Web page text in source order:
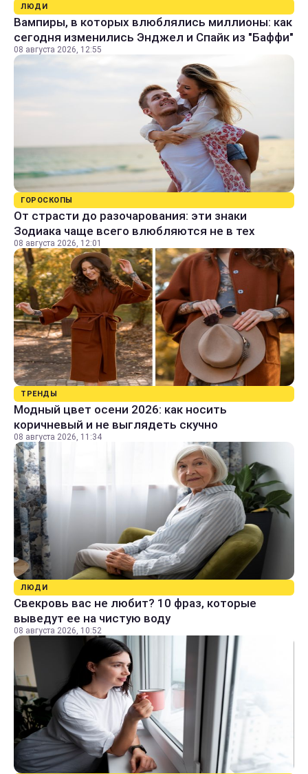
ЛЮДИ
Вампиры, в которых влюблялись миллионы: как
сегодня изменились Энджел и Спайк из "Баффи"
08 августа 2026, 12:55
ГОРОСКОПЫ
От страсти до разочарования: эти знаки
Зодиака чаще всего влюбляются не в тех
08 августа 2026, 12:01
ТРЕНДЫ
Модный цвет осени 2026: как носить
коричневый и не выглядеть скучно
08 августа 2026, 11:34
ЛЮДИ
Свекровь вас не любит? 10 фраз, которые
выведут ее на чистую воду
08 августа 2026, 10:52